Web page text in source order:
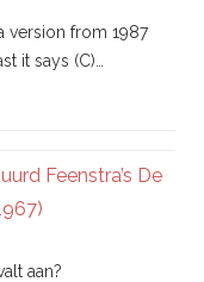
version from 1987
it says (C)…
Feenstra’s De
aan?